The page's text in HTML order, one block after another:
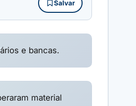
Salvar
e bancas.
material